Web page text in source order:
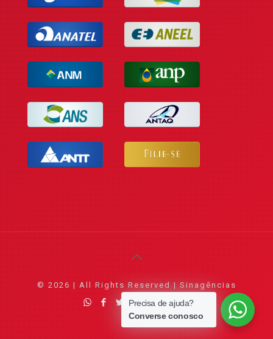
© 2026 | All Rights Reserved | Sinagências
Precisa de ajuda?
Converse conosco